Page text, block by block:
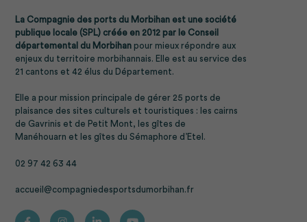
La Compagnie des ports du Morbihan est une société
publique locale (SPL) créée en 2012 par le Conseil
départemental du Morbihan pour mieux répondre aux
enjeux du territoire morbihannais. Elle est au service des
21 cantons et 42 élus du Département.
Elle a pour mission principale de gérer 25 ports de
plaisance des sites culturels et touristiques : les cairns
de Gavrinis et de Petit Mont, les gîtes de
Manéhouarn et les gîtes duSémaphore d’Etel.
02 97 42 63 44
accueil@compagniedesportsdumorbihan.fr